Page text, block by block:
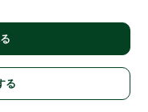
のNI-488.2ボードレベ
渡されたとき
、デバイスユニットデ
ン、またはボードユニ
プションが使用され
たでしょ
る